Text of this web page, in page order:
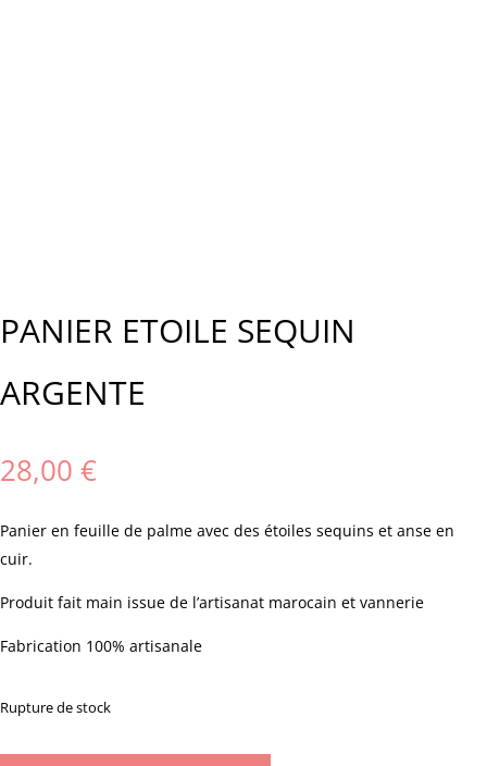
PANIER ETOILE SEQUIN
ARGENTE
28,00 €
Panier en feuille de palme avec des étoiles sequins et anse en
cuir.
Produit fait main issue de l’artisanat marocain et vannerie
Fabrication 100% artisanale
Rupture de stock